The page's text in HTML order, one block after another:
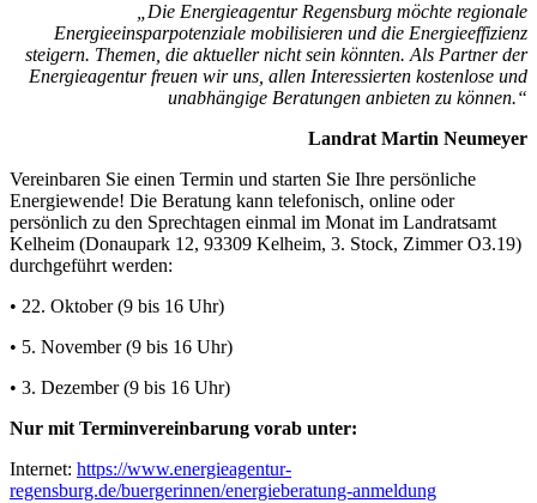
„Die Energieagentur Regensburg möchte regionale
Energieeinsparpotenziale mobilisieren und die Energieeffizienz
steigern. Themen, die aktueller nicht sein könnten. Als Partner der
Energieagentur freuen wir uns, allen Interessierten kostenlose und
unabhängige Beratungen anbieten zu können.“
Landrat Martin Neumeyer
Vereinbaren Sie einen Termin und starten Sie Ihre persönliche
Energiewende! Die Beratung kann telefonisch, online oder
persönlich zu den Sprechtagen einmal im Monat im Landratsamt
Kelheim (Donaupark 12, 93309 Kelheim, 3. Stock, Zimmer O3.19)
durchgeführt werden:
• 22. Oktober (9 bis 16 Uhr)
• 5. November (9 bis 16 Uhr)
• 3. Dezember (9 bis 16 Uhr)
Nur mit Terminvereinbarung vorab unter:
Internet: https://www.energieagentur-
regensburg.de/buergerinnen/energieberatung-anmeldung